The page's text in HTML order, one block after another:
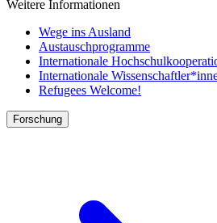
Weitere Informationen
Wege ins Ausland
Austauschprogramme
Internationale
Internationale
Refugees Welcome!
Forschung